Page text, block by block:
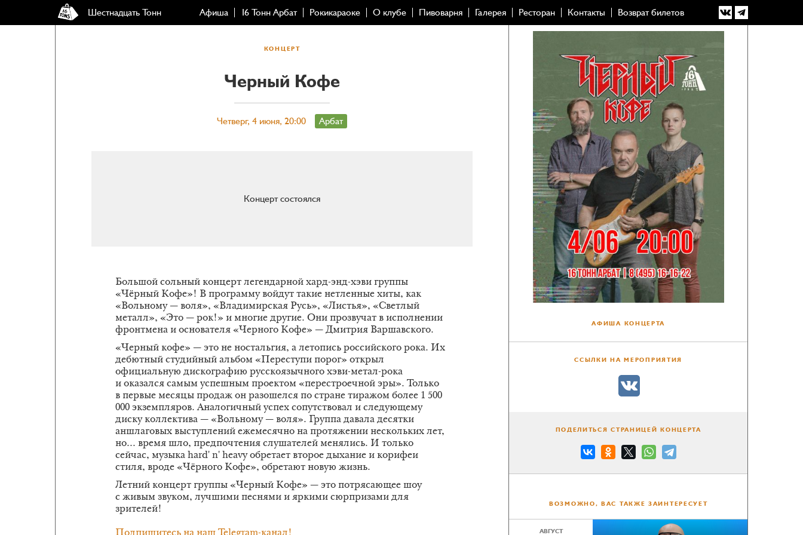
Шестнадцать Тонн Афиша 16 Тонн Арбат Рокикараоке О клубе Пивоварня Галерея Ресторан Контакты Возврат билетов
КОНЦЕРТ
Черный Кофе
Четверг, 4 июня, 20:00 Арбат
Концерт состоялся
Большой сольный концерт легендарной хард-энд-хэви группы
«Чёрный Кофе»! В программу войдут такие нетленные хиты, как
«Вольному — воля», «Владимирская Русь», «Листья», «Светлый
металл», «Это — рок!» и многие другие. Они прозвучат в исполнении
фронтмена и основателя «Черного Кофе» — Дмитрия Варшавского.
«Черный кофе» — это не ностальгия, а летопись российского рока. Их
дебютный студийный альбом «Переступи порог» открыл
официальную дискографию русскоязычного хэви-метал-рока
и оказался самым успешным проектом «перестроечной эры». Только
в первые месяцы продаж он разошелся по стране тиражом более 1 500
000 экземпляров. Аналогичный успех сопутствовал и следующему
диску коллектива — «Вольному — воля». Группа давала десятки
аншлаговых выступлений ежемесячно на протяжении нескольких лет,
но... время шло, предпочтения слушателей менялись. И только
сейчас, музыка hard' n' heavy обретает второе дыхание и корифеи
стиля, вроде «Чёрного Кофе», обретают новую жизнь.
Летний концерт группы «Черный Кофе» — это потрясающее шоу
с живым звуком, лучшими песнями и яркими сюрпризами для
зрителей!
АФИША КОНЦЕРТА
ССЫЛКИ НА МЕРОПРИЯТИЯ
ПОДЕЛИТЬСЯ СТРАНИЦЕЙ КОНЦЕРТА
ВОЗМОЖНО, ВАС ТАКЖЕ ЗАИНТЕРЕСУЕТ
АВГУСТ